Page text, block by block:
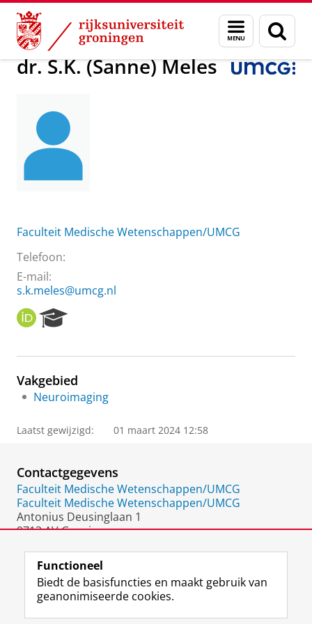
Skip
Content
Skip
Navigation
Menu
en
zoeken
Over ons dr. S.K. (Sanne) Meles
dr. S.K. (Sanne) Meles
Faculteit Medische Wetenschappen/UMCG
Telefoon:
E-mail:
s.k.meles@umcg.nl
O
R
I
e
r
c
P
o
t
a
l
Vakgebied
Neuroimaging
Laatst gewijzigd: 01 maart 2024 12:58
Contactgegevens
Faculteit Medische Wetenschappen/UMCG
Faculteit Medische Wetenschappen/UMCG
Antonius Deusinglaan 1
9713 AV Groningen
Volg de RUG F L R I Y
Functioneel
Biedt de basisfuncties en maakt gebruik van
geanonimiseerde cookies.